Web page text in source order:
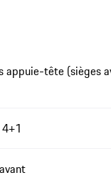
appuie-tête (sièges